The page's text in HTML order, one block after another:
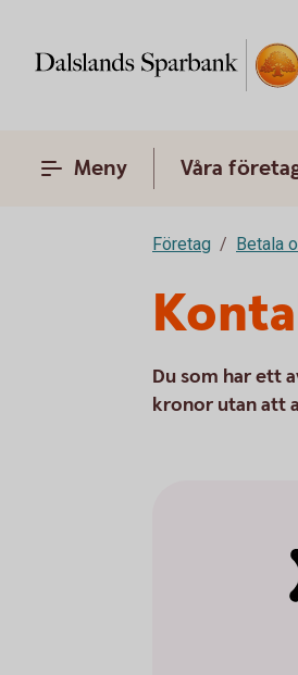
Meny Våra
Företag Betala
Du som har ett
kronor utan att